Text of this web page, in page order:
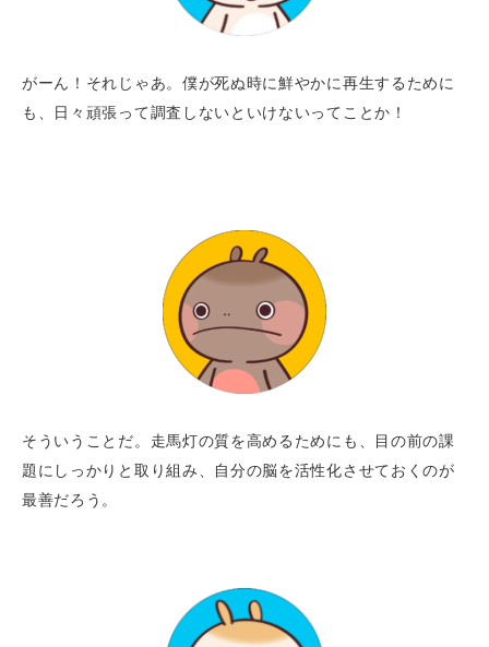
がーん！それじゃあ。僕が死ぬ時に鮮やかに再生するために
も、日々頑張って調査しないといけないってことか！
そういうことだ。走馬灯の質を高めるためにも、目の前の課
題にしっかりと取り組み、自分の脳を活性化させておくのが
最善だろう。